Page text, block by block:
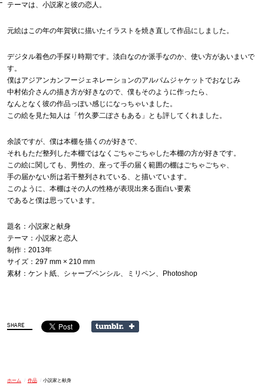
テーマは、小説家と彼の恋人。
元絵はこの年の年賀状に描いたイラストを焼き直して作品にしました。
デジタル着色の手探り時期です。淡白なのか派手なのか、使い方があいまいで
す。
僕はアジアンカンフージェネレーションのアルバムジャケットでおなじみ
中村佑介さんの描き方が好きなので、僕もそのように作ったら、
なんとなく彼の作品っぽい感じになっちゃいました。
この絵を見た知人は「竹久夢二ぽさもある」とも評してくれました。
余談ですが、僕は本棚を描くのが好きで、
それもただ整列した本棚ではなくごちゃごちゃした本棚の方が好きです。
この絵に関しても、男性の、座って手の届く範囲の棚はごちゃごちゃ、
手の届かない所は若干整列されている、と描いています。
このように、本棚はその人の性格が表現出来る面白い要素
であると僕は思っています。
題名：小説家と献身
テーマ：小説家と恋人
制作：2013年
サイズ：297 mm × 210 mm
素材：ケント紙、シャープペンシル、ミリペン、Photoshop
ホーム / 作品 / 小説家と献身